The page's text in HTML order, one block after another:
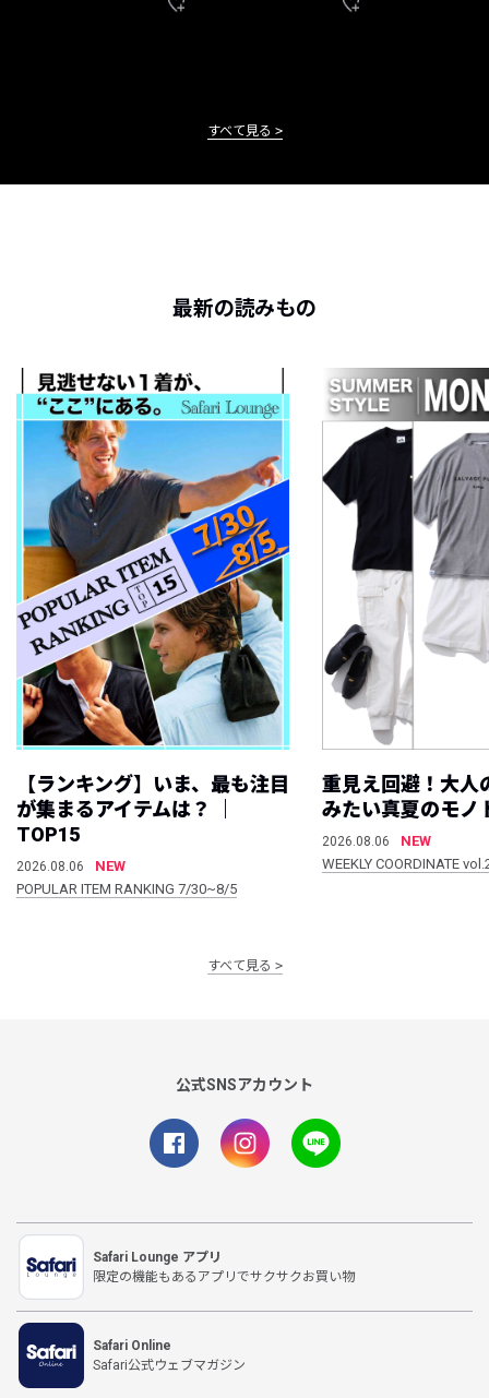
すべて見る
最新の読みもの
【ランキング】いま、最も注目
が集まるアイテムは？ ｜
TOP15
2026.08.06
NEW
POPULAR ITEM RANKING 7/30~8/5
重見え回避！大人
みたい真夏のモノ
2026.08.06
NEW
WEEKLY COORDINATE
すべて見る
公式SNSアカウント
Safari Lounge アプリ
限定の機能もあるアプリでサクサクお買い物
Safari Online
Safari公式ウェブマガジン